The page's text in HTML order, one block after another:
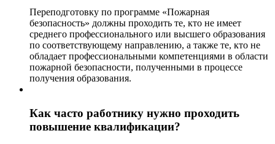
Переподготовку по программе «Пожарная
безопасность» должны проходить те, кто не имеет
среднего профессионального или высшего образования
по соответствующему направлению, а также те, кто не
обладает профессиональными компетенциями в области
пожарной безопасности, полученными в процессе
получения образования.
Как часто работнику нужно проходить
повышение квалификации?